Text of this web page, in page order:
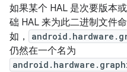
如果某个 HAL 是次要版本
础 HAL 来为此二进制文件
如，
仍然在一个名为